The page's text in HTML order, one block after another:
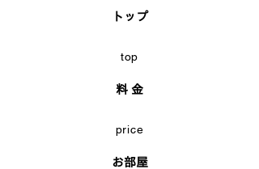
トップ
top
料 金
price
お部屋